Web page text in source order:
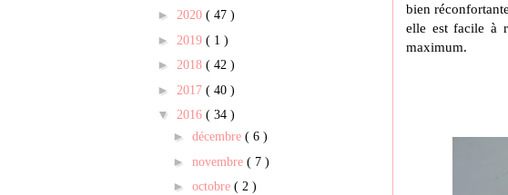
bien
elle est facile à
maximum.
► 2020 ( 47 )
► 2019 ( 1 )
► 2018 ( 42 )
► 2017 ( 40 )
▼ 2016 ( 34 )
► décembre ( 6 )
► novembre ( 7 )
► octobre ( 2 )